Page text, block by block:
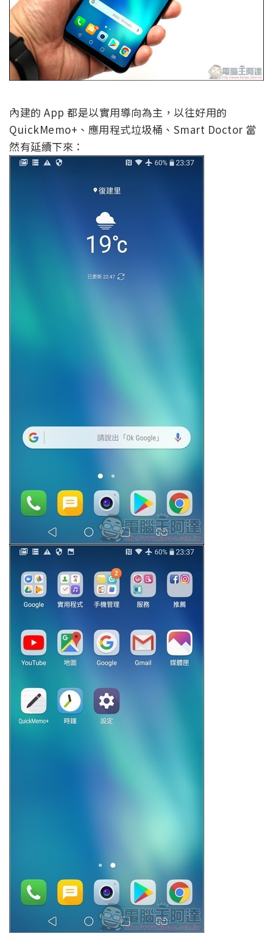
內建的 App 都是以實用導向為主，以往好用的
QuickMemo+、應用程式垃圾桶、Smart Doctor 當
然有延續下來：